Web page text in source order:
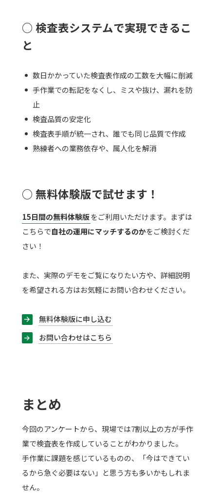
○ 検査表システムで実現できるこ
と
数日かかっていた検査表作成の工数を大幅に削減
手作業での転記をなくし、ミスや抜け、漏れを防
止
検査品質の安定化
検査表手順が統一され、誰でも同じ品質で作成
熟練者への業務依存や、属人化を解消
○ 無料体験版で試せます！
15日間の無料体験版をご利用いただけます。まずは
こちらで自社の運用にマッチするのかをご検討くだ
さい！
また、実際のデモをご覧になりたい方や、詳細説明
を希望される方はお気軽にお問い合わせください。
無料体験版に申し込む
お問い合わせはこちら
まとめ
今回のアンケートから、現場では7割以上の方が手作
業で検査表を作成していることがわかりました。
手作業に課題を感じているものの、「今はできてい
るから急ぐ必要はない」と思う方も多いかもしれま
せん。